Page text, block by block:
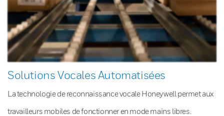
Solutions Vocales Automatisées
La technologie de reconnaissance vocale Honeywell permet aux
travailleurs mobiles de fonctionner en mode mains libres.